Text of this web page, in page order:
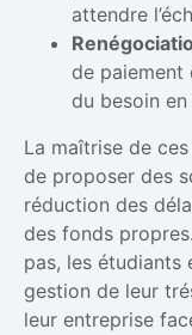
attendre
de paiement
du besoin
La maîtrise de
de proposer des
réduction des
des fonds
pas, les étudiants
gestion de leur
leur entreprise